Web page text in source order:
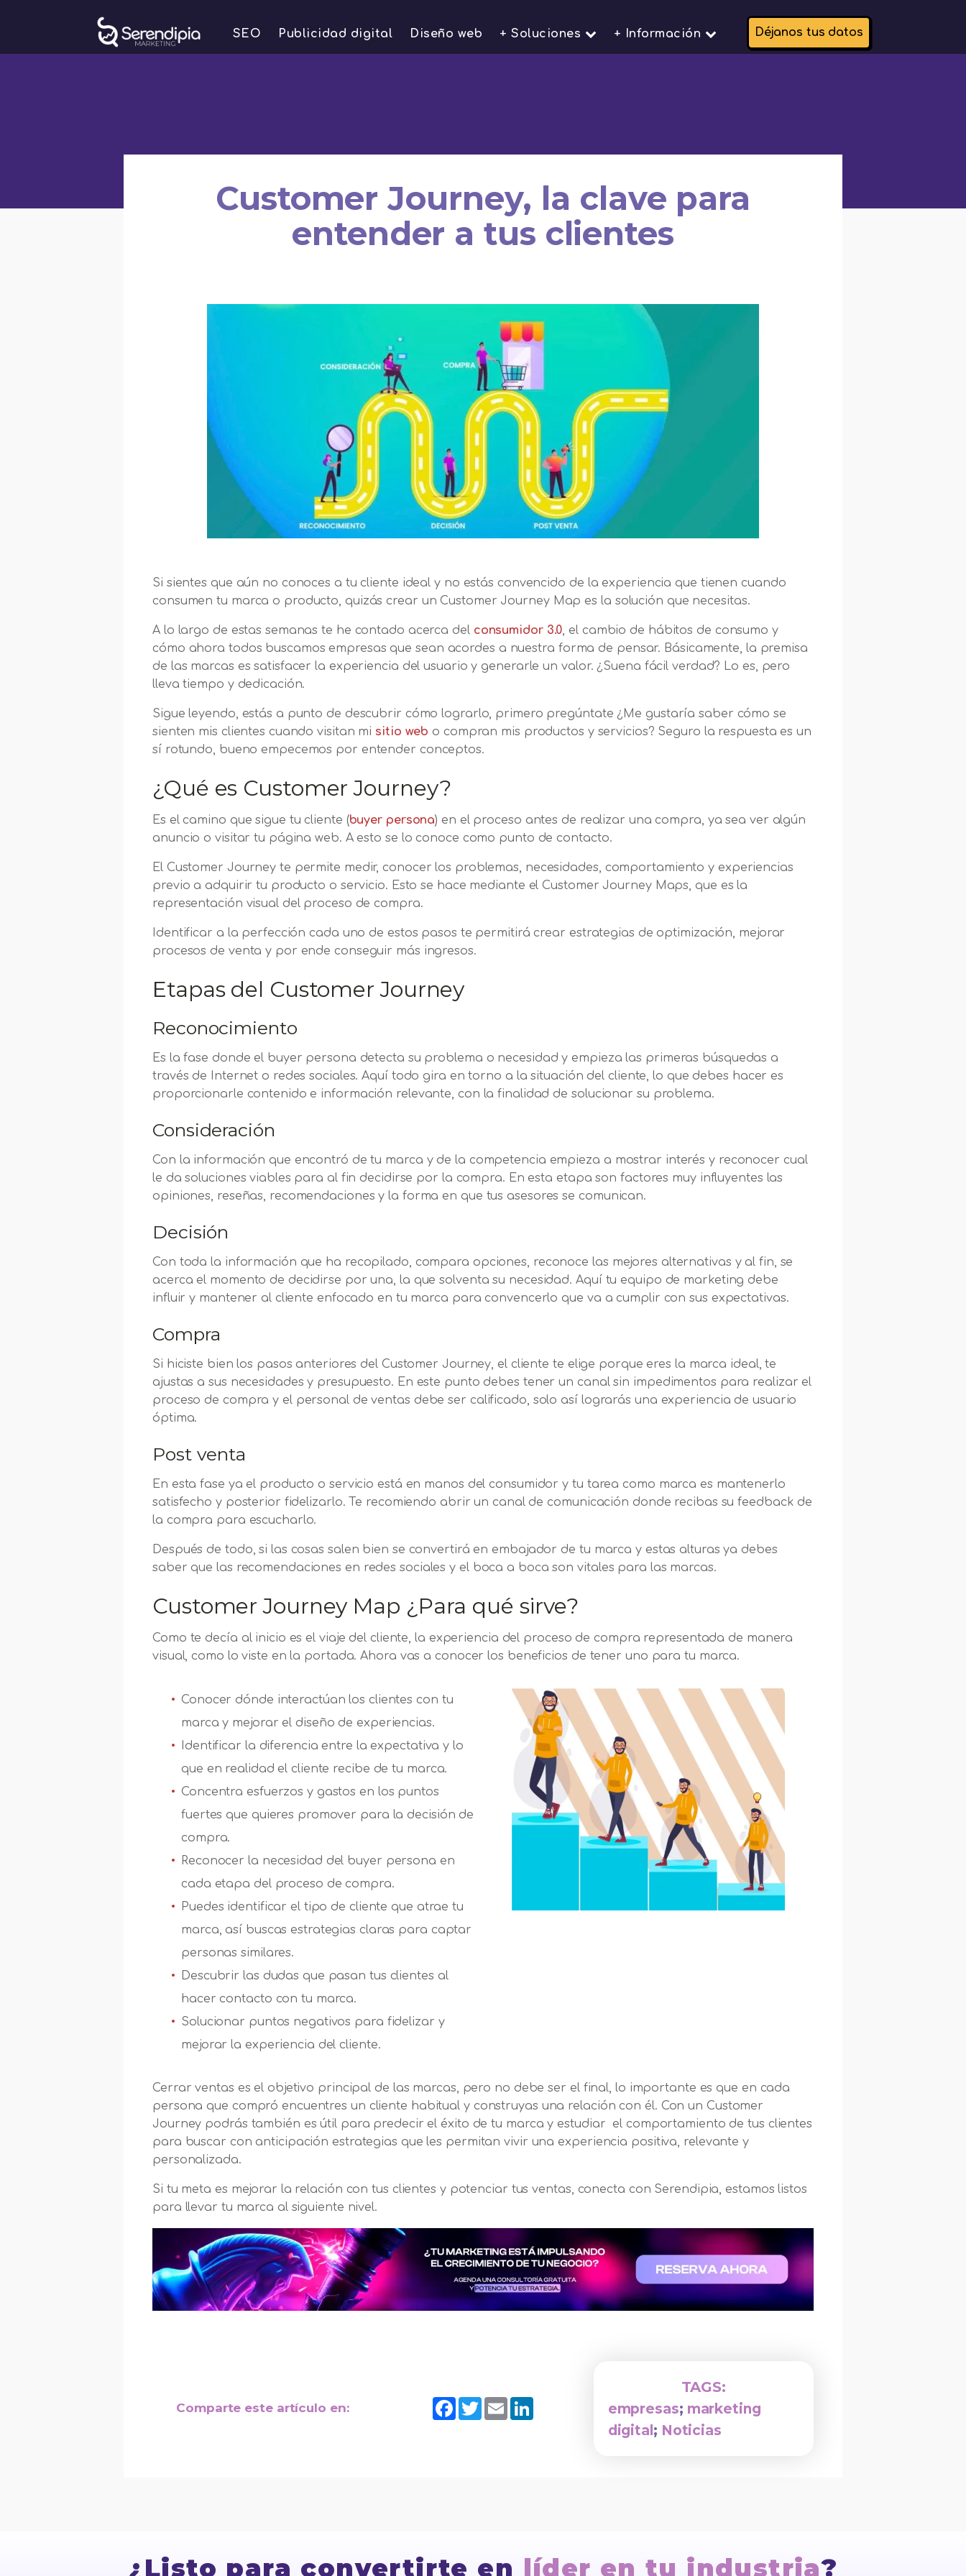
SEO Publicidad digital Diseño web + Soluciones + Información Déjanos tus datos
Customer Journey, la clave para
entender a tus clientes
Si sientes que aún no conoces a tu cliente ideal y no estás convencido de la experiencia que tienen cuando
consumen tu marca o producto, quizás crear un Customer Journey Map es la solución que necesitas.
A lo largo de estas semanas te he contado acerca delconsumidor 3.0, el cambio de hábitos de consumo y
cómo ahora todos buscamos empresas que sean acordes a nuestra forma de pensar. Básicamente, la premisa
de las marcas es satisfacer la experiencia del usuario y generarle un valor. ¿Suena fácil verdad? Lo es, pero
lleva tiempo y dedicación.
Sigue leyendo, estás a punto de descubrir cómo lograrlo, primero pregúntate ¿Me gustaría saber cómo se
sienten mis clientes cuando visitan mi sitio web o compran mis productos y servicios? Seguro la respuesta es un
sí rotundo, bueno empecemos por entender conceptos.
¿Qué es Customer Journey?
Es el camino que sigue tu cliente (buyer persona) en el proceso antes de realizar una compra, ya sea ver algún
anuncio o visitar tu página web. A esto se lo conoce como punto de contacto.
El Customer Journey te permite medir, conocer los problemas, necesidades, comportamiento y experiencias
previo a adquirir tu producto o servicio. Esto se hace mediante el Customer Journey Maps, que es la
representación visual del proceso de compra.
Identificar a la perfección cada uno de estos pasos te permitirá crear estrategias de optimización, mejorar
procesos de venta y por ende conseguir más ingresos.
Etapas del Customer Journey
Reconocimiento
Es la fase donde el buyer persona detecta su problema o necesidad y empieza las primeras búsquedas a
través de Internet o redes sociales. Aquí todo gira en torno a la situación del cliente, lo que debes hacer es
proporcionarle contenido e información relevante, con la finalidad de solucionar su problema.
Consideración
Con la información que encontró de tu marca y de la competencia empieza a mostrar interés y reconocer cual
le da soluciones viables para al fin decidirse por la compra. En esta etapa son factores muy influyentes las
opiniones, reseñas, recomendaciones y la forma en que tus asesores se comunican.
Decisión
Con toda la información que ha recopilado, compara opciones, reconoce las mejores alternativas y al fin, se
acerca el momento de decidirse por una, la que solventa su necesidad. Aquí tu equipo de marketing debe
influir y mantener al cliente enfocado en tu marca para convencerlo que va a cumplir con sus expectativas.
Compra
Si hiciste bien los pasos anteriores del Customer Journey, el cliente te elige porque eres la marca ideal, te
ajustas a sus necesidades y presupuesto. En este punto debes tener un canal sin impedimentos para realizar el
proceso de compra y el personal de ventas debe ser calificado, solo así lograrás una experiencia de usuario
óptima.
Post venta
En esta fase ya el producto o servicio está en manos del consumidor y tu tarea como marca es mantenerlo
satisfecho y posterior fidelizarlo. Te recomiendo abrir un canal de comunicación donde recibas su feedback de
la compra para escucharlo.
Después de todo, si las cosas salen bien se convertirá en embajador de tu marca y estas alturas ya debes
saber que las recomendaciones en redes sociales y el boca a boca son vitales para las marcas.
Customer Journey Map ¿Para qué sirve?
Como te decía al inicio es el viaje del cliente, la experiencia del proceso de compra representada de manera
visual, como lo viste en la portada. Ahora vas a conocer los beneficios de tener uno para tu marca.
Conocer dónde interactúan los clientes con tu
marca y mejorar el diseño de experiencias.
Identificar la diferencia entre la expectativa y lo
que en realidad el cliente recibe de tu marca.
Concentra esfuerzos y gastos en los puntos
fuertes que quieres promover para la decisión de
compra.
Reconocer la necesidad del buyer persona en
cada etapa del proceso de compra.
Puedes identificar el tipo de cliente que atrae tu
marca, así buscas estrategias claras para captar
personas similares.
Descubrir las dudas que pasan tus clientes al
hacer contacto con tu marca.
Solucionar puntos negativos para fidelizar y
mejorar la experiencia del cliente.
Cerrar ventas es el objetivo principal de las marcas, pero no debe ser el final, lo importante es que en cada
persona que compró encuentres un cliente habitual y construyas una relación con él. Con un Customer
Journey podrás también es útil para predecir el éxito de tu marca y estudiar el comportamiento de tus clientes
para buscar con anticipación estrategias que les permitan vivir una experiencia positiva, relevante y
personalizada.
Si tu meta es mejorar la relación con tus clientes y potenciar tus ventas, conecta con Serendipia, estamos listos
para llevar tu marca al siguiente nivel.
Comparte este artículo en: Facebook
TwitterEmail
TAGS:
empresas; marketing
digital; Noticias
¿Listo para convertirte en líder en tu industria?